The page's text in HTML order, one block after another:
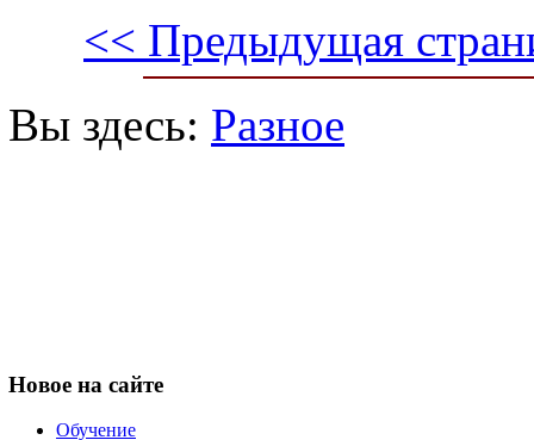
<< Предыдущая
Вы здесь: Разное
Новое на сайте
Обучение